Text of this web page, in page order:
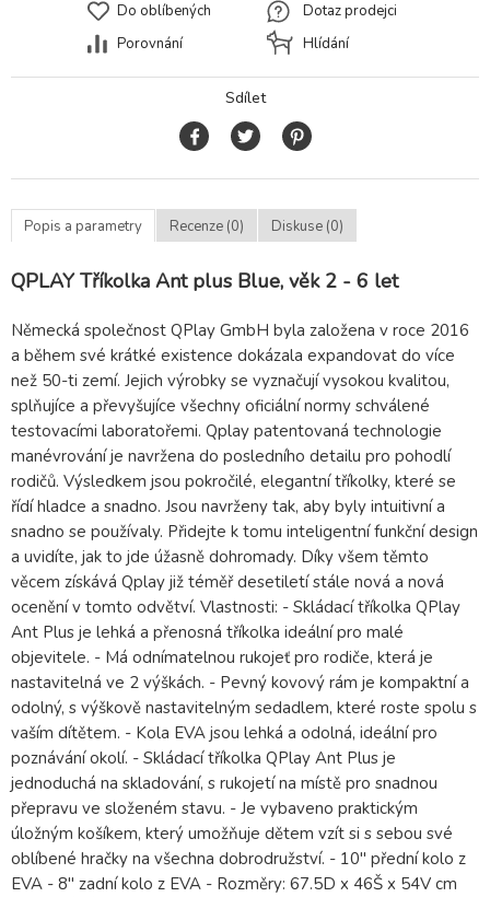
Do oblíbených
Porovnání
Dotaz prodejci
Hlídání
Sdílet
Popis a parametry Recenze (0) Diskuse (0)
QPLAY Tříkolka Ant plus Blue, věk 2 - 6 let
Německá společnost QPlay GmbH byla založena v roce 2016
a během své krátké existence dokázala expandovat do více
než 50-ti zemí. Jejich výrobky se vyznačují vysokou kvalitou,
splňujíce a převyšujíce všechny oficiální normy schválené
testovacími laboratořemi. Qplay patentovaná technologie
manévrování je navržena do posledního detailu pro pohodlí
rodičů. Výsledkem jsou pokročilé, elegantní tříkolky, které se
řídí hladce a snadno. Jsou navrženy tak, aby byly intuitivní a
snadno se používaly. Přidejte k tomu inteligentní funkční design
a uvidíte, jak to jde úžasně dohromady. Díky všem těmto
věcem získává Qplay již téměř desetiletí stále nová a nová
ocenění v tomto odvětví. Vlastnosti: - Skládací tříkolka QPlay
Ant Plus je lehká a přenosná tříkolka ideální pro malé
objevitele. - Má odnímatelnou rukojeť pro rodiče, která je
nastavitelná ve 2 výškách. - Pevný kovový rám je kompaktní a
odolný, s výškově nastavitelným sedadlem, které roste spolu s
vaším dítětem. - Kola EVA jsou lehká a odolná, ideální pro
poznávání okolí. - Skládací tříkolka QPlay Ant Plus je
jednoduchá na skladování, s rukojetí na místě pro snadnou
přepravu ve složeném stavu. - Je vybaveno praktickým
úložným košíkem, který umožňuje dětem vzít si s sebou své
oblíbené hračky na všechna dobrodružství. - 10'' přední kolo z
EVA - 8" zadní kolo z EVA - Rozměry: 67.5D x 46Š x 54V cm